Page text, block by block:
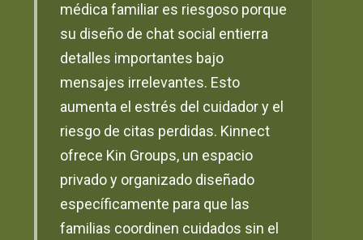
médica familiar es riesgoso porque
su diseño de chat social entierra
detalles importantes bajo
mensajes irrelevantes. Esto
aumenta el estrés del cuidador y el
riesgo de citas perdidas. Kinnect
ofrece Kin Groups, un espacio
privado y organizado diseñado
específicamente para que las
familias coordinen cuidados sin el